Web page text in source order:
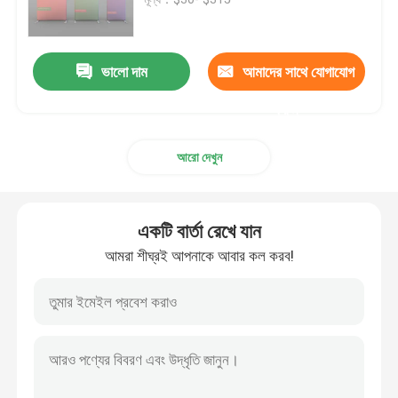
Trade Show Hanging Banner
ভালো দাম আমাদের সাথে যোগাযোগ
আরো দেখুন
একটি বার্তা রেখে যান
আমরা শীঘ্রই আপনাকে আবার কল করব!